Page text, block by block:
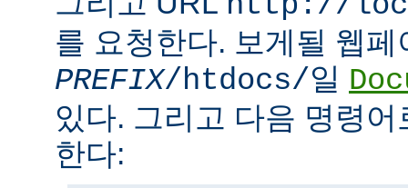
를 요청한다. 보게될 웹
PREFIX/htdocs/일
있다. 그리고 다음 명령
한다: